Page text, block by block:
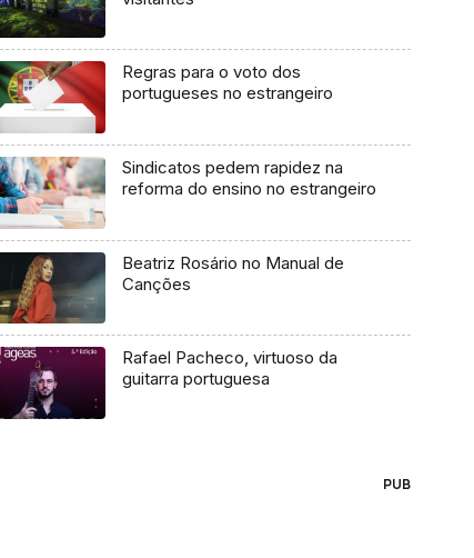
Regras para o voto dos
portugueses no estrangeiro
Sindicatos pedem rapidez na
reforma do ensino no estrangeiro
Beatriz Rosário no Manual de
Canções
Rafael Pacheco, virtuoso da
guitarra portuguesa
PUB